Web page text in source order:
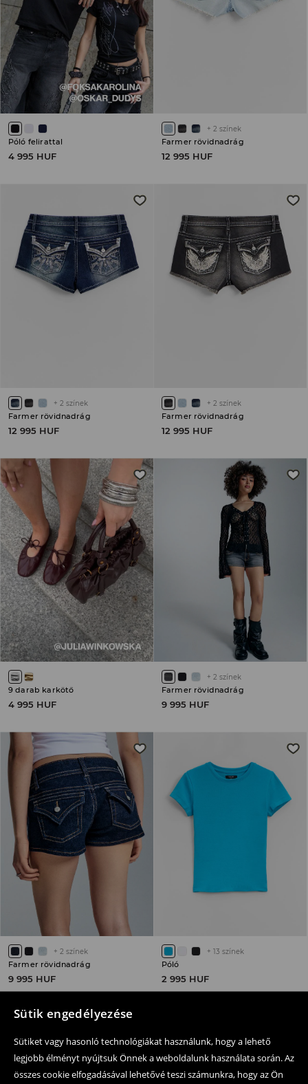
Sütik engedélyezése
Sütiket vagy hasonló technológiákat használunk, hogy a lehető
legjobb élményt nyújtsuk Önnek a weboldalunk használata során. Az
összes cookie elfogadásával lehetővé teszi számunkra, hogy az Ön
Póló felirattal
4 995 HUF
+ 2 színek
Farmer rövidnadrág
12 995 HUF
+ 2 színek
Farmer rövidnadrág
12 995 HUF
+ 2 színek
Farmer rövidnadrág
12 995 HUF
9 darab karkötő
4 995 HUF
+ 2 színek
Farmer rövidnadrág
9 995 HUF
+ 2 színek
Farmer rövidnadrág
9 995 HUF
+ 13 színek
Póló
2 995 HUF
Kövessen minket